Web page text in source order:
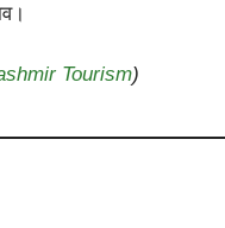
Tourism)